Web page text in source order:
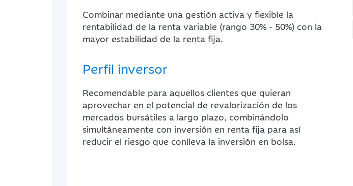
Combinar mediante una gestión activa y flexible la
rentabilidad de la renta variable (rango 30% - 50%) con la
mayor estabilidad de la renta fija.
Perfil inversor
Recomendable para aquellos clientes que quieran
aprovechar en el potencial de revalorización de los
mercados bursátiles a largo plazo, combinándolo
simultáneamente con inversión en renta fija para así
reducir el riesgo que conlleva la inversión en bolsa.